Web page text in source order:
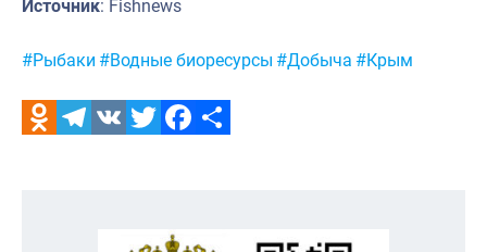
Источник: Fishnews
Метки:
#Рыбаки #Водные биоресурсы #Добыча #Крым